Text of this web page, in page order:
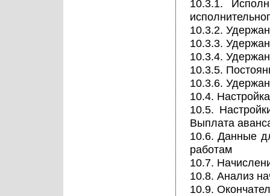
10.3.1.
10.3.2.
10.3.3.
10.3.4.
10.3.5.
10.3.6.
10.4.
10.5.
Выплата
10.6. Данные
работам
10.7.
10.8. Анализ
10.9.